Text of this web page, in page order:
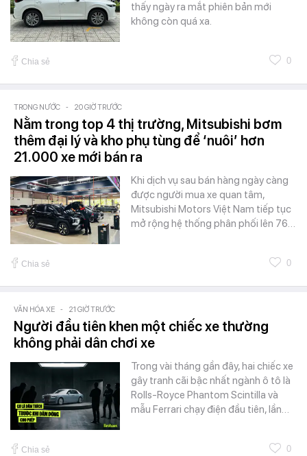
thấy ngày ra mắt phiên bản mới
không còn quá xa.
Chia sẻ 0
TRONG NƯỚC - 20 GIỜ TRƯỚC
Nằm trong top 4 thị trường, Mitsubishi bơm
thêm đại lý và kho phụ tùng để ‘nuôi’ hơn
21.000 xe mới bán ra
Khi dịch vụ sau bán hàng ngày càng
được người mua xe quan tâm,
Mitsubishi Motors Việt Nam tiếp tục
mở rộng hệ thống phân phối lên 76…
Chia sẻ 0
VĂN HÓA XE - 21 GIỜ TRƯỚC
Người đầu tiên khen một chiếc xe thường
không phải dân chơi xe
Trong vài tháng gần đây, hai chiếc xe
gây tranh cãi bậc nhất ngành ô tô là
Rolls-Royce Phantom Scintilla và
mẫu Ferrari chạy điện đầu tiên, lần…
Chia sẻ 0